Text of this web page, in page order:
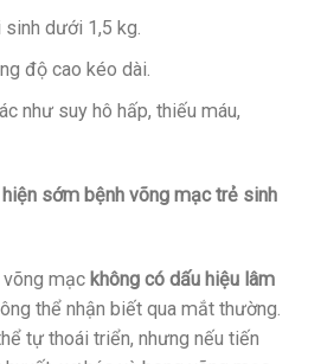
sinh dưới 1,5 kg.
độ cao kéo dài.
như suy hô hấp, thiếu máu,
hiện sớm bệnh võng mạc trẻ sinh
võng mạc không có dấu hiệu lâm
thể nhận biết qua mắt thường.
tự thoái triển, nhưng nếu tiến